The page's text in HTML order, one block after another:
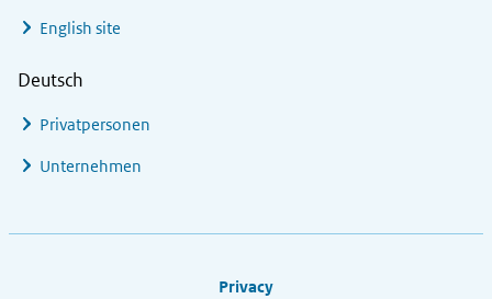
English site
Deutsch
Privatpersonen
Unternehmen
Privacy